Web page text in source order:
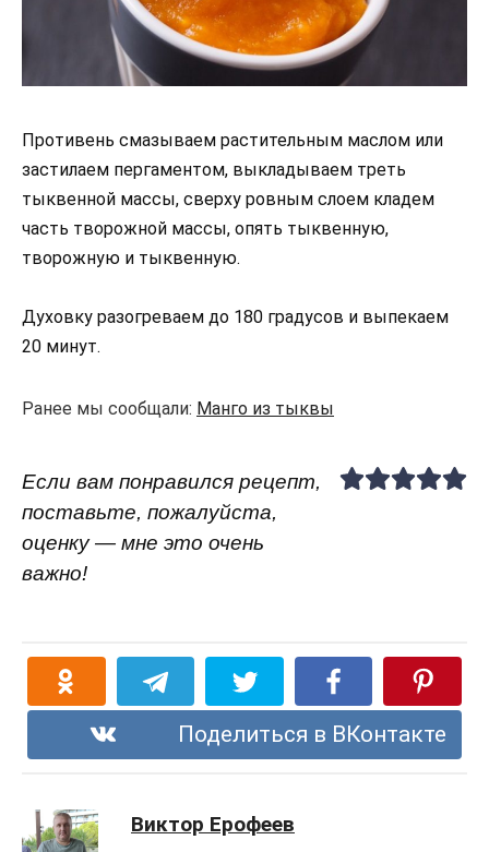
Противень смазываем растительным маслом или
застилаем пергаментом, выкладываем треть
тыквенной массы, сверху ровным слоем кладем
часть творожной массы, опять тыквенную,
творожную и тыквенную.
Духовку разогреваем до 180 градусов и выпекаем
20 минут.
Ранее мы сообщали: Манго из тыквы
Если вам понравился рецепт,
поставьте, пожалуйста,
оценку — мне это очень
важно!
Поделиться в ВКонтакте
Виктор Ерофеев